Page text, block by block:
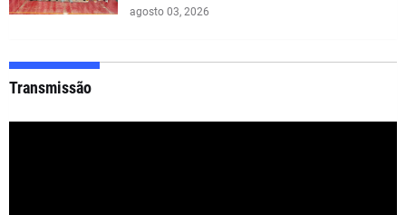
agosto 03, 2026
Transmissão